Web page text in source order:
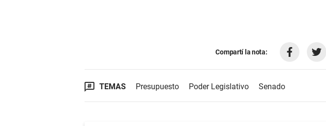
Compartí la nota:
TEMAS Presupuesto Poder Legislativo Senado